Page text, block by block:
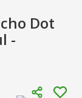
Dot
-